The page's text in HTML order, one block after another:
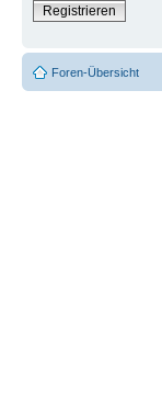
Registrieren
Foren-Übersicht